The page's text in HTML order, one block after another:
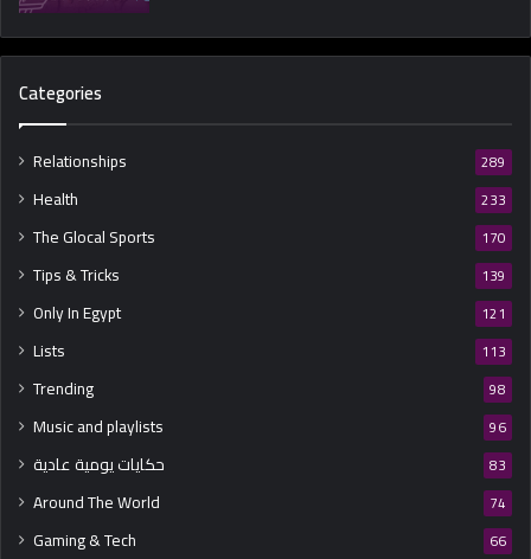
Categories
Relationships 289
Health 233
The Glocal Sports 170
Tips & Tricks 139
Only In Egypt 121
Lists 113
Trending 98
Music and playlists 96
حكايات يومية عادية 83
Around The World 74
Gaming & Tech 66